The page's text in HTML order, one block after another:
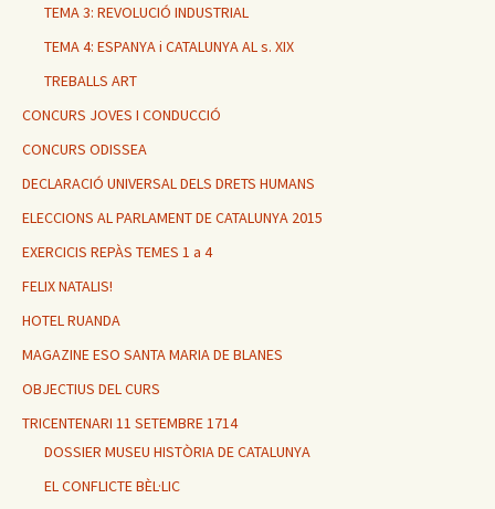
TEMA 3: REVOLUCIÓ INDUSTRIAL
TEMA 4: ESPANYA i CATALUNYA AL s. XIX
TREBALLS ART
CONCURS JOVES I CONDUCCIÓ
CONCURS ODISSEA
DECLARACIÓ UNIVERSAL DELS DRETS HUMANS
ELECCIONS AL PARLAMENT DE CATALUNYA 2015
EXERCICIS REPÀS TEMES 1 a 4
FELIX NATALIS!
HOTEL RUANDA
MAGAZINE ESO SANTA MARIA DE BLANES
OBJECTIUS DEL CURS
TRICENTENARI 11 SETEMBRE 1714
DOSSIER MUSEU HISTÒRIA DE CATALUNYA
EL CONFLICTE BÈL·LIC